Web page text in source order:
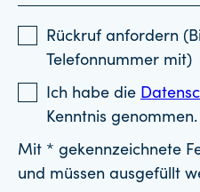
Rückruf anfordern
Telefonnummer mit)
Ich habe die
Kenntnis genommen.
Mit * gekennzeichnete
und müssen ausgefüllt